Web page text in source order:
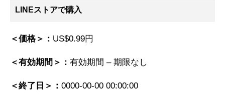
LINEストアで購入
＜価格＞： US$0.99円
＜有効期間＞： 有効期間 – 期限なし
＜終了日＞： 0000-00-00 00:00:00